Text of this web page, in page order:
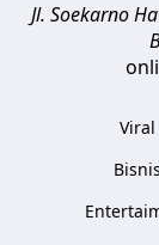
Jl. Soekarno
Viral
Bisnis